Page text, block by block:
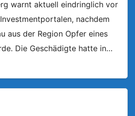
warnt aktuell eindringlich vor
nachdem
aus der Region Opfer eines
Die Geschädigte hatte in…